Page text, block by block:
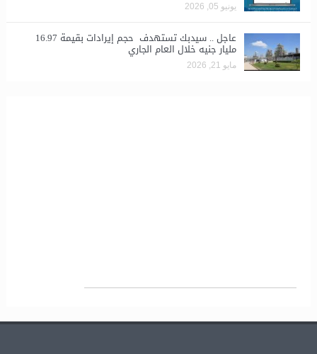
يونيو 05, 2026
عاجل .. سيدبك تستهدف حجم إيرادات بقيمة 16.97
مليار جنيه خلال العام الجاري
مايو 21, 2026